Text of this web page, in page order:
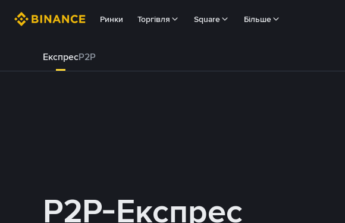
Ринки Торгівля Square Більше
ЕкспресP2P
P2P-Експрес